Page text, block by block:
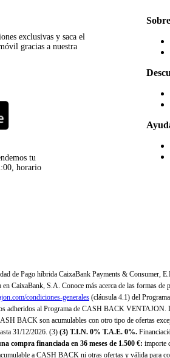
exclusivas y saca el
gracias a nuestra
tu
horario
de Pago híbrida CaixaBank Payments & Consumer,
CaixaBank, S.A. Conoce más acerca de las formas de
condiciones-generales (cláusula 4.1) del
adheridos al Programa de CASH BACK VENTAJON.
BACK son acumulables con otro tipo de ofertas
31/12/2026. (3) (3) T.I.N. 0% T.A.E. 0%.
compra financiada en 36 meses de 1.500 €: importe
a CASH BACK ni otras ofertas y válida para